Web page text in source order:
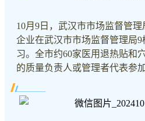
10月9日，武汉市市场监督管
企业在武汉市市场监督管理局
习。全市约60家医用退热贴和
的质量负责人或管理者代表参